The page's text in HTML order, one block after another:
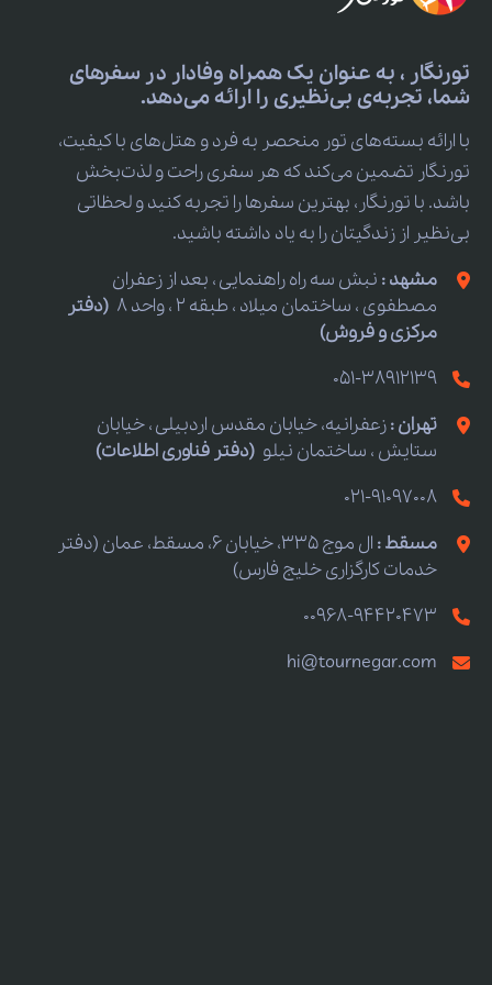
تورنگار ، به عنوان یک همراه وفادار در سفرهای
شما، تجربه‌ی بی‌نظیری را ارائه می‌دهد.
با ارائه بسته‌های تور منحصر به فرد و هتل‌های با کیفیت،
تورنگار تضمین می‌کند که هر سفری راحت و لذت‌بخش
باشد. با تورنگار، بهترین سفرها را تجربه کنید و لحظاتی
بی‌نظیر از زندگیتان را به یاد داشته باشید.
مشهد : نبش سه راه راهنمایی ، بعد از زعفران
مصطفوی ، ساختمان میلاد ، طبقه 2 ، واحد 8
(دفتر
مرکزی و فروش)
051-38912139
تهران :زعفرانیه، خیابان مقدس اردبیلی ، خیابان
ستایش ، ساختمان نیلو (دفتر فناوری اطلاعات)
021-91097008
مسقط :
ال موج 335، خیابان 6، مسقط، عمان (دفتر
خدمات کارگزاری خلیج فارس)
00968-94420473
hi@tournegar.com